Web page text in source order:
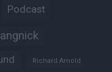
Podcast
Richard Arnold